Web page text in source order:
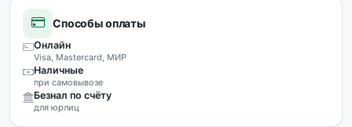
Способы оплаты
Онлайн
Visa, Mastercard, МИР
Наличные
при самовывозе
Безнал по счёту
для юрлиц